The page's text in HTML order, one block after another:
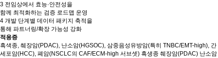
3 전임상에서 효능·안전성을
함께 최적화하는 검증 로드맵 운영
4 개발 단계별 데이터 패키지 축적을
통해 파트너링/확장 가능성 강화
적응증
흑색종, 췌장암(PDAC), 난소암(HGSOC), 삼중음성유방암(특히 TNBC/EMT-high), 간
세포암(HCC), 폐암(NSCLC의 CAF/ECM-high 서브셋) 흑생종 췌장암(PDAC) 난소암